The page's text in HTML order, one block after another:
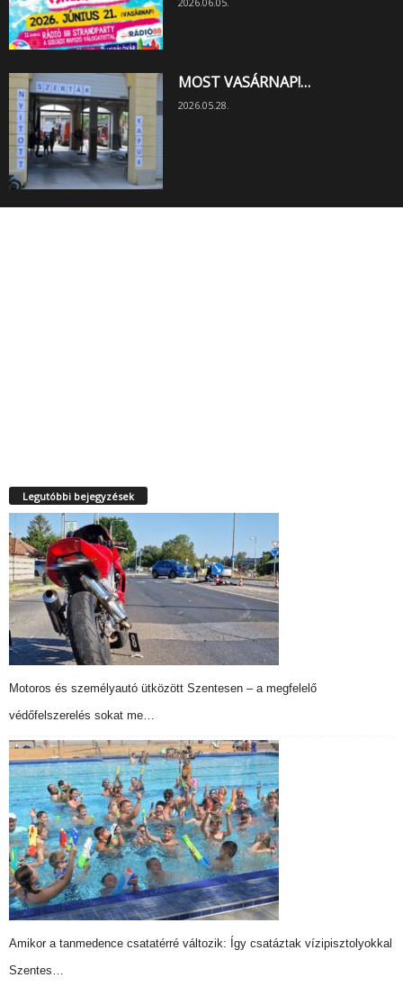
MOST VASÁRNAP!…
2026.05.28.
Legutóbbi bejegyzések
Motoros és személyautó ütközött Szentesen – a megfelelő
védőfelszerelés sokat me…
Amikor a tanmedence csatatérré változik: Így csatáztak vízipisztolyokkal
Szentes…